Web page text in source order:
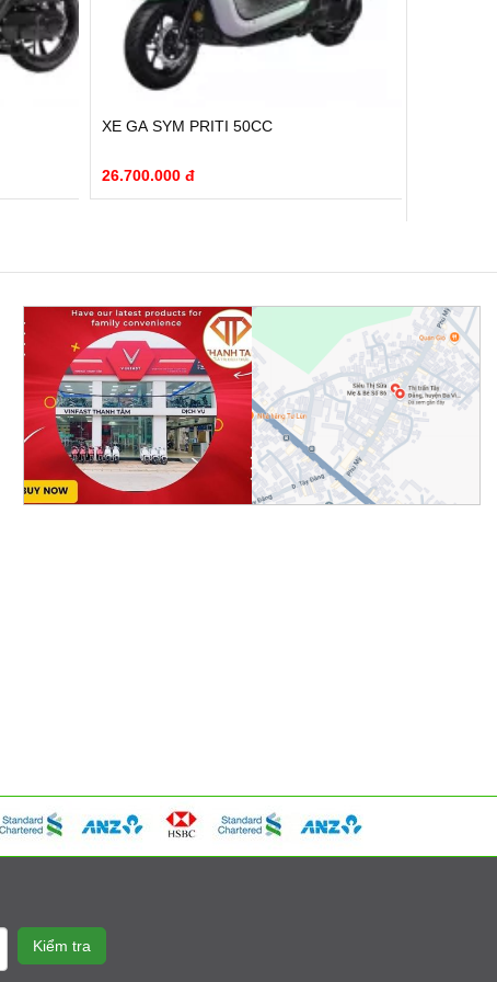
XE MÁY SYM ATTILA 50CC
26.700.000 đ